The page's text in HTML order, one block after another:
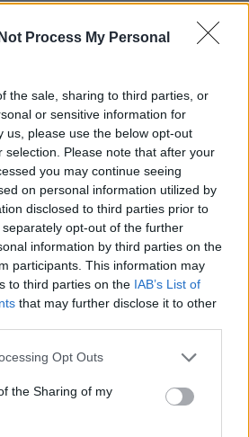
Process My Personal
the sale, sharing to third parties, or
or sensitive information for
us, please use the below opt-out
selection. Please note that after your
you may continue seeing
on personal information utilized by
disclosed to third parties prior to
opt-out of the further
information by third parties on the
participants. This information may
to third parties on the IAB’s List of
that may further disclose it to other
app uses one or more Google
usage behaviour. You may click to
Google and its third-party tags to
specified purposes in below Google
Opt Outs
the Sharing of my
így zajlott:
kapcsolatos?